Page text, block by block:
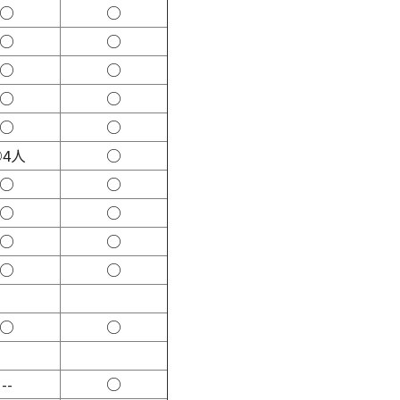
○
○
○
○
○
○
○
○
○
○
人
○
○
○
○
○
○
○
○
○
○ ○
-- ○